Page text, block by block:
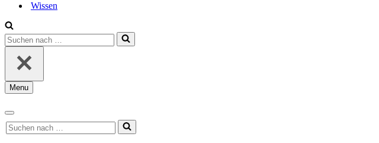
Wissen
Suchen
nach …
Menu
Navigationsmenü
Navigationsmenü
Suchen
nach …